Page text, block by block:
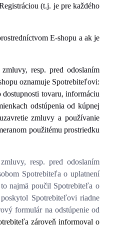
(t.j. je pre každého
E-shopu a ak je
resp. pred odoslaním
oznamuje Spotrebiteľovi:
tovaru, informáciu
odstúpenia od kúpnej
zmluvy a používanie
použitému prostriedku
resp. pred odoslaním
Spotrebiteľa o uplatnení
najmä poučil Spotrebiteľa o
Spotrebiteľovi riadne
formulár na odstúpenie od
zároveň informoval o